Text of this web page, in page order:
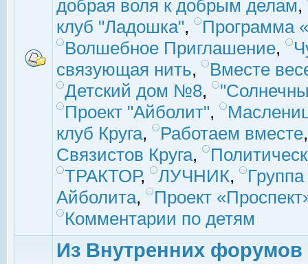
добрая воля к добрым делам,
клуб "Ладошка",
Программа
Волшебное Приглашение,
связующая нить,
Вместе
Детский дом №8,
Проект "Айболит",
клуб Круга, Работаем вместе
Связистов Круга,
ТРАКТОР, ЛУЧНИК,
Айболита,
Проект
Комментарии по детям
Из Внутренних форумов